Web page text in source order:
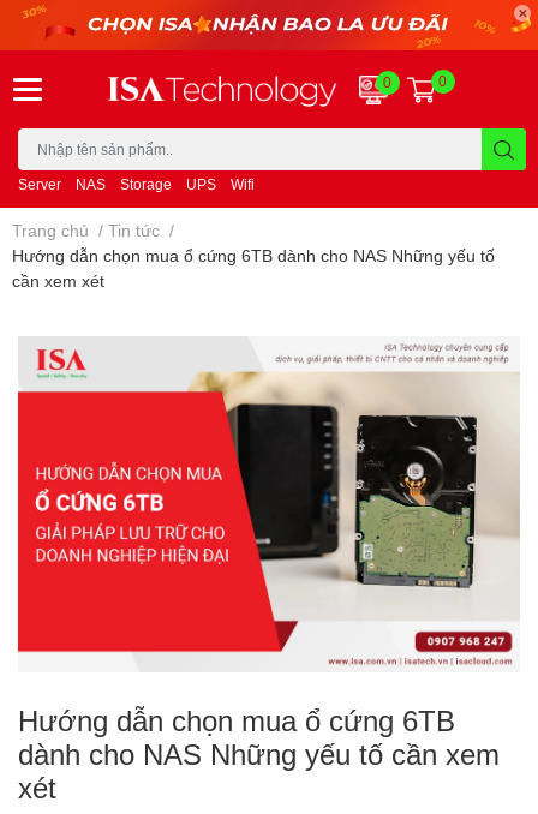
Server NAS Storage UPS Wifi
0 0
Trang chủ / Tin tức /
Hướng dẫn chọn mua ổ cứng 6TB dành cho NAS Những yếu tố
cần xem xét
Hướng dẫn chọn mua ổ cứng 6TB
dành cho NAS Những yếu tố cần xem
xét